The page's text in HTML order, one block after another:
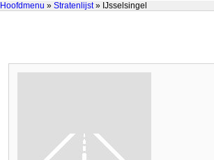
Hoofdmenu » Stratenlijst» IJsselsingel